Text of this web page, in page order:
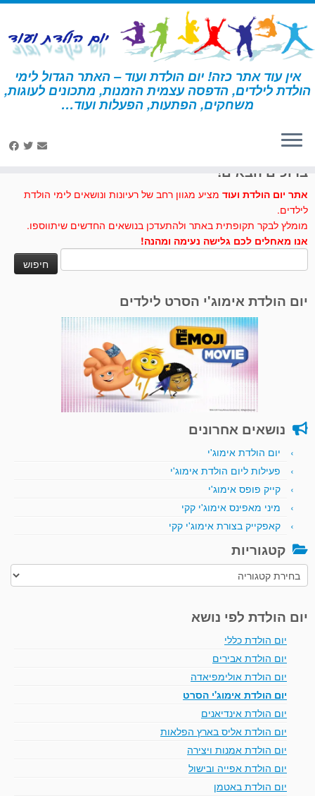
דלג
לתוכן
אין עוד אתר כזה! יום הולדת ועוד – האתר הגדול לימי
הולדת לילדים, הדפסה עצמית הזמנות, מתכונים לעוגות,
משחקים, הפתעות, הפעלות ועוד… דף הבית » יצירה » דגל אולימפי
ברוכים הבאים!
אתר יום הולדת ועוד מציע מגוון רחב של רעיונות ונושאים לימי הולדת
לילדים.
מומלץ לבקר תקופתית באתר ולהתעדכן בנושאים החדשים שיתווספו.
אנו מאחלים לכם גלישה נעימה ומהנה!
יום הולדת אימוג'י הסרט לילדים
נושאים אחרונים
יום הולדת אימוג'י
פעילות ליום הולדת אימוג'י
קייק פופס אימוג'י
מיני מאפינס אימוג'י קקי
קאפקייק בצורת אימוג'י קקי
קטגוריות
קטגוריות
יום הולדת לפי נושא
יום הולדת כללי
יום הולדת אבירים
יום הולדת אולימפיאדה
יום הולדת אימוג'י הסרט
יום הולדת אינדיאנים
יום הולדת אליס בארץ הפלאות
יום הולדת אמנות ויצירה
יום הולדת אפייה ובישול
יום הולדת באטמן